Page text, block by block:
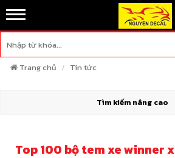
Trang chủ Tin tức
Tìm kiếm nâng cao
Top 100 bộ tem xe winner